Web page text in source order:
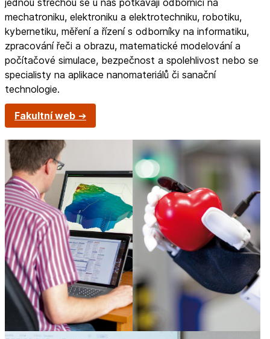
mechatroniku, elektroniku a elektrotechniku, robotiku,
kybernetiku, měření a řízení s odborníky na informatiku,
zpracování řeči a obrazu, matematické modelování a
počítačové simulace, bezpečnost a spolehlivost nebo se
specialisty na aplikace nanomateriálů či sanační
technologie.
Fakultní web